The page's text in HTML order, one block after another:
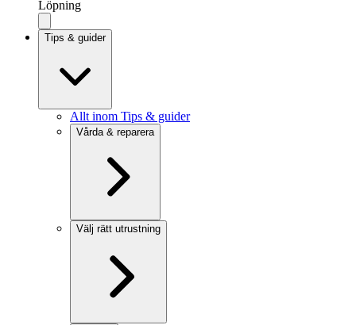
Löpning
Tips & guider
Allt inom Tips & guider
Vårda & reparera
Välj rätt utrustning